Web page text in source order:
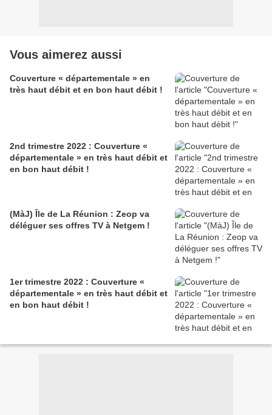
Vous aimerez aussi
Couverture « départementale » en
très haut débit et en bon haut débit !
2nd trimestre 2022 : Couverture «
départementale » en très haut débit et
en bon haut débit !
(MàJ) Île de La Réunion : Zeop va
déléguer ses offres TV à Netgem !
1er trimestre 2022 : Couverture «
départementale » en très haut débit et
en bon haut débit !